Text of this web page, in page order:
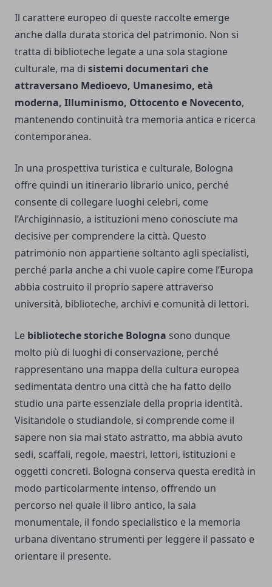
Il carattere europeo di queste raccolte emerge
anche dalla durata storica del patrimonio. Non si
tratta di biblioteche legate a una sola stagione
culturale, ma di sistemi documentari che
attraversano Medioevo, Umanesimo, età
moderna, Illuminismo, Ottocento e Novecento,
mantenendo continuità tra memoria antica e ricerca
contemporanea.
In una prospettiva turistica e culturale, Bologna
offre quindi un itinerario librario unico, perché
consente di collegare luoghi celebri, come
l’Archiginnasio, a istituzioni meno conosciute ma
decisive per comprendere la città. Questo
patrimonio non appartiene soltanto agli specialisti,
perché parla anche a chi vuole capire come l’Europa
abbia costruito il proprio sapere attraverso
università, biblioteche, archivi e comunità di lettori.
Le biblioteche storiche Bologna sono dunque
molto più di luoghi di conservazione, perché
rappresentano una mappa della cultura europea
sedimentata dentro una città che ha fatto dello
studio una parte essenziale della propria identità.
Visitandole o studiandole, si comprende come il
sapere non sia mai stato astratto, ma abbia avuto
sedi, scaffali, regole, maestri, lettori, istituzioni e
oggetti concreti. Bologna conserva questa eredità in
modo particolarmente intenso, offrendo un
percorso nel quale il libro antico, la sala
monumentale, il fondo specialistico e la memoria
urbana diventano strumenti per leggere il passato e
orientare il presente.